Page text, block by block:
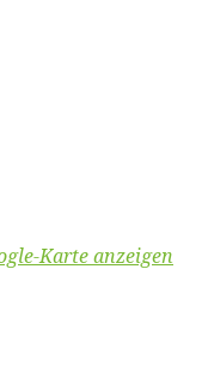
Karte anzeigen